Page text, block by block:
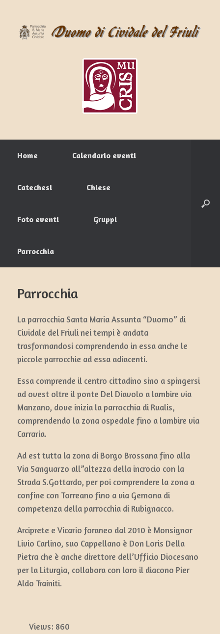
Home Calendario eventi
Catechesi Chiese
Foto eventi Gruppi
Parrocchia
Parrocchia
La parrocchia Santa Maria Assunta “Duomo” di
Cividale del Friuli nei tempi è andata
trasformandosi comprendendo in essa anche le
piccole parrocchie ad essa adiacenti.
Essa comprende il centro cittadino sino a spingersi
ad ovest oltre il ponte Del Diavolo a lambire via
Manzano, dove inizia la parrocchia di Rualis,
comprendendo la zona ospedale fino a lambire via
Carraria.
Ad est tutta la zona di Borgo Brossana fino alla
Via Sanguarzo all”altezza della incrocio con la
Strada S.Gottardo, per poi comprendere la zona a
confine con Torreano fino a via Gemona di
competenza della parrocchia di Rubignacco.
Arciprete e Vicario foraneo dal 2010 è Monsignor
Livio Carlino, suo Cappellano è Don Loris Della
Pietra che è anche direttore dell’Ufficio Diocesano
per la Liturgia, collabora con loro il diacono Pier
Aldo Trainiti.
Views: 860